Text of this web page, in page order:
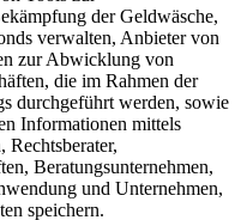
der Geldwäsche,
verwalten, Anbieter von
zur Abwicklung von
die im Rahmen der
durchgeführt werden, sowie
Informationen mittels
Beratungsunternehmen,
und Unternehmen,
speichern.